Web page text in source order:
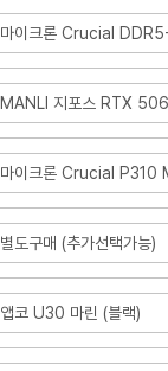
마이크론 Crucial
MANLI 지포스 RTX
마이크론 Crucial P310
별도구매 (추가선택가능)
앱코 U30 마린 (블랙)